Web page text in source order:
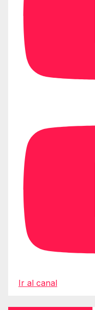
Ir al canal